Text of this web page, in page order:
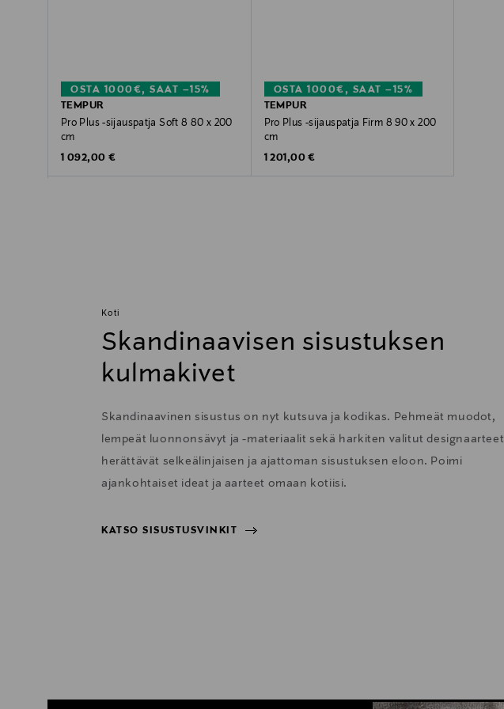
OSTA 1000€, SAAT –15%
TEMPUR
Pro Plus -sijauspatja Soft 8 80 x 200
cm
Original Price
1 092,00 €
OSTA 1000€, SAAT –15%
TEMPUR
Pro Plus -sijauspatja Firm 8 90 x 200
cm
Original Price
1 201,00 €
Koti
Skandinaavisen sisustuksen
kulmakivet
Skandinaavinen sisustus on nyt kutsuva ja kodikas. Pehmeät muodot,
lempeät luonnonsävyt ja -materiaalit sekä harkiten valitut designaarteet
herättävät selkeälinjaisen ja ajattoman sisustuksen eloon. Poimi
ajankohtaiset ideat ja aarteet omaan kotiisi.
KATSO SISUSTUSVINKIT